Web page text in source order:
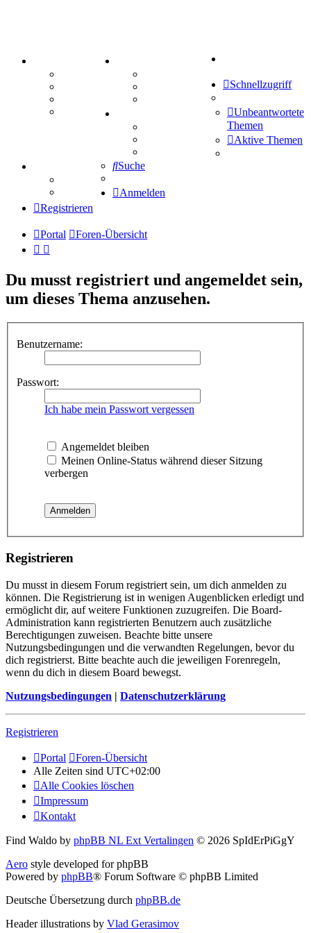
Mastodon
Treffenübersicht
Zitatesammlung
Schiffe versenken
Tipprunde
Comunio
Schnellzugriff
Unbeantwortete
Themen
Aktive Themen
Suche
Anmelden
Registrieren
Portal Foren-Übersicht
Du musst registriert und angemeldet sein,
um dieses Thema anzusehen.
Benutzername:
Passwort:
Ich habe mein Passwort vergessen
Angemeldet bleiben
Meinen Online-Status während dieser Sitzung
verbergen
Registrieren
Du musst in diesem Forum registriert sein, um dich anmelden zu
können. Die Registrierung ist in wenigen Augenblicken erledigt und
ermöglicht dir, auf weitere Funktionen zuzugreifen. Die Board-
Administration kann registrierten Benutzern auch zusätzliche
Berechtigungen zuweisen. Beachte bitte unsere
Nutzungsbedingungen und die verwandten Regelungen, bevor du
dich registrierst. Bitte beachte auch die jeweiligen Forenregeln,
wenn du dich in diesem Board bewegst.
Nutzungsbedingungen | Datenschutzerklärung
Registrieren
Portal
Foren-Übersicht
Alle Zeiten sind UTC+02:00
Alle Cookies löschen
Impressum
Kontakt
Find Waldo by phpBB NL Ext Vertalingen © 2026 SpIdErPiGgY
Aero style developed for phpBB
Powered by phpBB® Forum Software © phpBB Limited
Deutsche Übersetzung durch phpBB.de
Header illustrations by Vlad Gerasimov